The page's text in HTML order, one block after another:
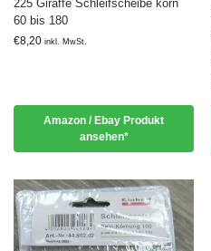
225 Giraffe Schleifscheibe korn
60 bis 180
€8,20 inkl. MwSt.
Amazon / Ebay Produkt
ansehen*